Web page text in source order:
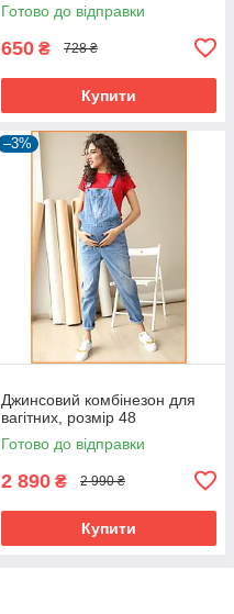
Готово до відправки
650 ₴ 728 ₴
Купити
–3%
Джинсовий комбінезон для
вагітних, розмір 48
Готово до відправки
2 890 ₴ 2 990 ₴
Купити